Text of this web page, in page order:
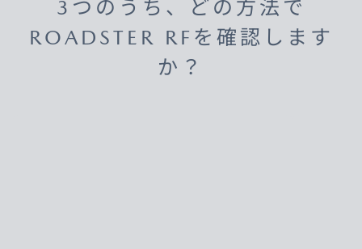
3つのうち、どの方法で
ROADSTER RFを確認します
か？